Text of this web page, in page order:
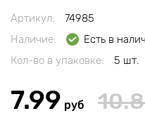
Артикул:
74985
Наличие:
Есть в
Кол-во в упаковке:
5 шт.
7.99 руб